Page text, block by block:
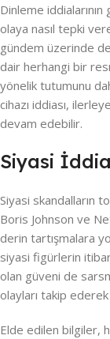
Dinleme
olaya nasıl tepki
gündem üzerinde
dair herhangi bir
yönelik tutumunu
cihazı iddiası,
devam edebilir.
Siyasi
Siyasi skandalların
Boris Johnson ve
derin tartışmalara
siyasi figürlerin
olan güveni de
olayları takip
Elde edilen bilgiler,